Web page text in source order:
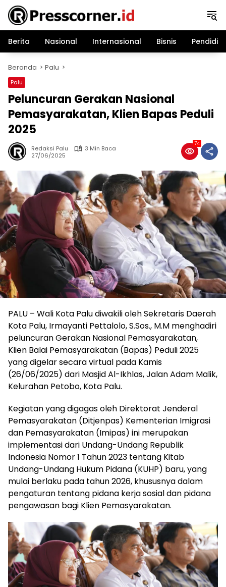
Langsung
konten
Berita
Nasional Internasional Bisnis
Beranda Palu
Palu
Peluncuran Gerakan Nasional
Pemasyarakatan, Klien Bapas Peduli
2025
Redaksi Palu
3 Min Baca
27/06/2025
74
PALU – Wali Kota Palu diwakili oleh Sekretaris Daerah
Kota Palu, Irmayanti Pettalolo, S.Sos., M.M menghadiri
peluncuran Gerakan Nasional Pemasyarakatan,
Klien Balai Pemasyarakatan (Bapas) Peduli 2025
yang digelar secara virtual pada Kamis
(26/06/2025) dari Masjid Al-Ikhlas, Jalan Adam Malik,
Kelurahan Petobo, Kota Palu.
Kegiatan yang digagas oleh Direktorat Jenderal
Pemasyarakatan (Ditjenpas) Kementerian Imigrasi
dan Pemasyarakatan (Imipas) ini merupakan
implementasi dari Undang-Undang Republik
Indonesia Nomor 1 Tahun 2023 tentang Kitab
Undang-Undang Hukum Pidana (KUHP) baru, yang
mulai berlaku pada tahun 2026, khususnya dalam
pengaturan tentang pidana kerja sosial dan pidana
pengawasan bagi Klien Pemasyarakatan.